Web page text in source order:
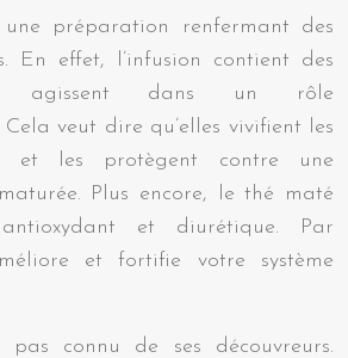
une préparation renfermant des
En effet, l’infusion contient des
agissent dans un rôle
veut dire qu’elles vivifient les
et les protègent contre une
Plus encore, le thé maté
et diurétique. Par
et fortifie votre système
pas connu de ses découvreurs.